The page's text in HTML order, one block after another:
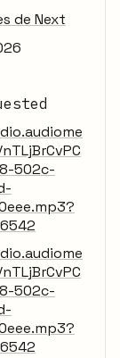
de Next
502c-
502c-